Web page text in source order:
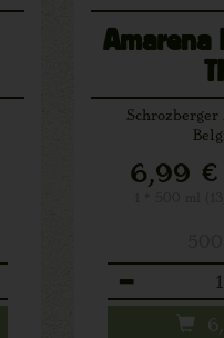
Amarena
6,99 €
Anzahl